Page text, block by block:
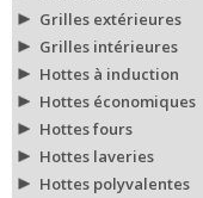
Grilles extérieures
Grilles intérieures
Hottes à induction
Hottes économiques
Hottes fours
Hottes laveries
Hottes polyvalentes